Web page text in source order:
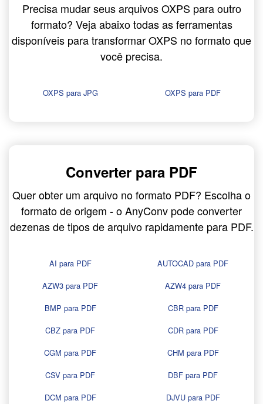
Precisa mudar seus arquivos OXPS para outro
formato? Veja abaixo todas as ferramentas
disponíveis para transformar OXPS no formato que
você precisa.
OXPS para JPG OXPS para PDF
Converter para PDF
Quer obter um arquivo no formato PDF? Escolha o
formato de origem - o AnyConv pode converter
dezenas de tipos de arquivo rapidamente para PDF.
AI para PDF
AUTOCAD para PDF
AZW3 para PDF
AZW4 para PDF
BMP para PDF
CBR para PDF
CBZ para PDF
CDR para PDF
CGM para PDF
CHM para PDF
CSV para PDF
DBF para PDF
DCM para PDF
DJVU para PDF